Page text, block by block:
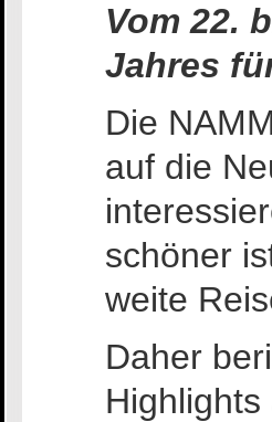
Vom 22.
Jahres
Die
auf die
schöner
weite
Daher